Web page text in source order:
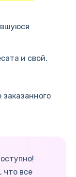
и свой.
что все